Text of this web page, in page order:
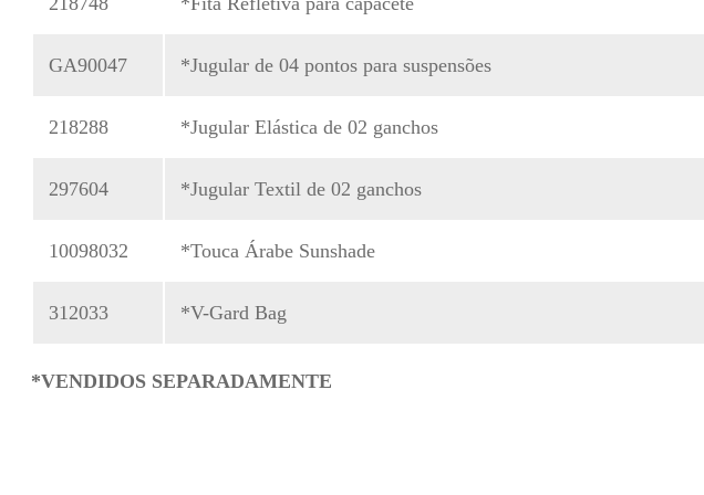
GA90047 *Jugular de 04 pontos para suspensões
218288 *Jugular Elástica de 02 ganchos
297604 *Jugular Textil de 02 ganchos
10098032 *Touca Árabe Sunshade
312033 *V-Gard Bag
*VENDIDOS SEPARADAMENTE